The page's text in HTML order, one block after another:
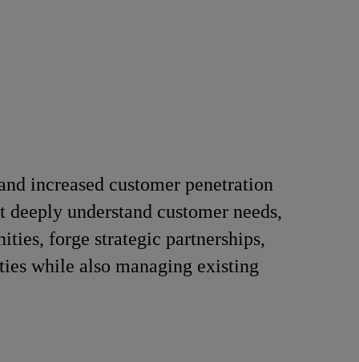
increased customer penetration
understand customer needs,
forge strategic partnerships,
while also managing existing